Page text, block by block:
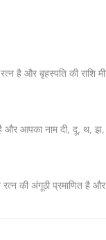
है और बृहस्‍पति की
और आपका नाम दी, दू, थ, झ,
रत्‍न की अंगूठी प्रमाणित